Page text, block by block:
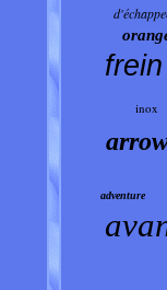
frein
inox
adventure